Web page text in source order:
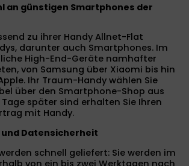
an günstigen Smartphones der
zu ihrer Handy Allnet-Flat
darunter auch Smartphones. Im
High-End-Geräte namhafter
von Samsung über Xiaomi bis hin
Ihr Traum-Handy wählen Sie
über den Smartphone-Shop aus
später sind erhalten Sie Ihren
mit Handy.
Datensicherheit
schnell geliefert: Sie werden im
von ein bis zwei Werktagen nach